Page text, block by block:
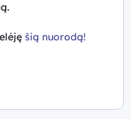
šią nuorodą!